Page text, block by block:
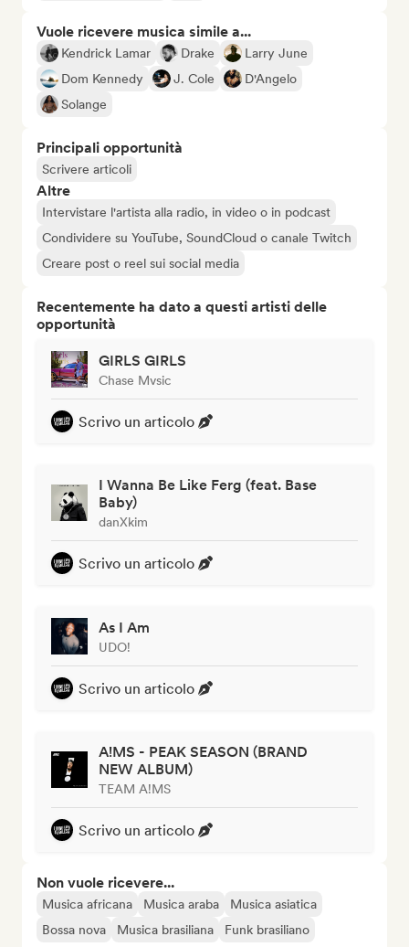
Vuole ricevere musica simile a...
Kendrick Lamar Drake
Larry June
Dom Kennedy
J. Cole
D'Angelo
Solange
Principali opportunità
Scrivere articoli
Altre
Intervistare l'artista alla radio, in video o in podcast
Condividere su YouTube, SoundCloud o canale Twitch
Creare post o reel sui social media
Recentemente ha dato a questi artisti delle
opportunità
GIRLS GIRLS
Chase Mvsic
Scrivo un articolo
I Wanna Be Like Ferg (feat. Base
Baby)
danXkim
Scrivo un articolo
As I Am
UDO!
Scrivo un articolo
A!MS - PEAK SEASON (BRAND
NEW ALBUM)
TEAM A!MS
Scrivo un articolo
Non vuole ricevere...
Musica africana Musica araba
Musica asiatica
Bossa nova
Musica brasiliana
Funk brasiliano